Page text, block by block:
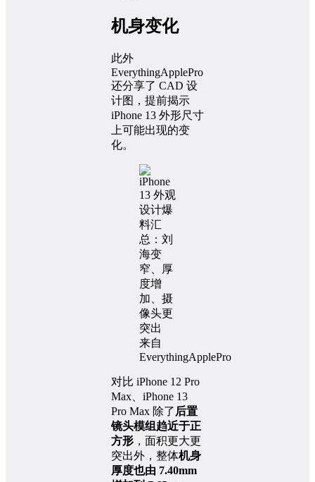
机身变化
此外
EverythingApplePro
还分享了 CAD 设
计图，提前揭示
iPhone 13 外形尺寸
上可能出现的变
化。
来自
EverythingApplePro
对比 iPhone 12 Pro
Max、iPhone 13
Pro Max 除了 后置
镜头模组趋近于正
方形 ，面积更大更
突出外，整体机身
厚度也由 7.40mm